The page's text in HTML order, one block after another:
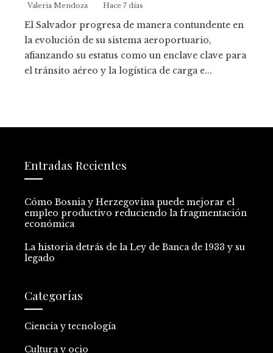
Valeria Mendoza Hace 7 días
El Salvador progresa de manera contundente en
la evolución de su sistema aeroportuario,
afianzando su estatus como un enclave clave para
el tránsito aéreo y la logística de carga e...
Entradas Recientes
Cómo Bosnia y Herzegovina puede mejorar el
empleo productivo reduciendo la fragmentación
económica
La historia detrás de la Ley de Banca de 1933 y su
legado
Categorías
Ciencia y tecnología
Cultura y ocio